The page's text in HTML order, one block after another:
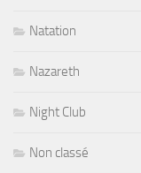
Natation
Nazareth
Night Club
Non classé